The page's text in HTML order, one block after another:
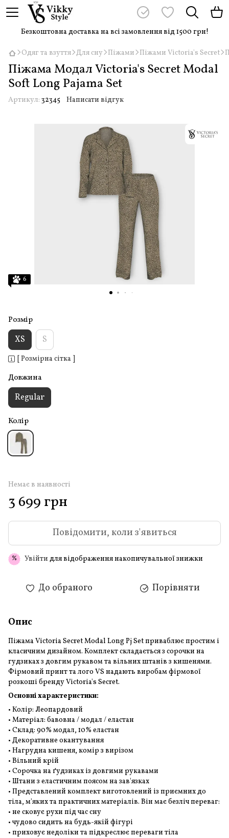
Безкоштовна доставка на всі замовлення від 1500 грн!
Одяг та взуття Для сну Піжами Піжами Victoria's Secret
Піжама Модал Victoria's Secret Modal
Soft Long Pajama Set
Артикул: 32345 Написати відгук
6
Розмір
XS S
[ Розмірна сітка ]
Довжина
Regular
Колір
Немає в наявності
3 699 грн
Повідомити, коли з'явиться
% Увійти для відображення накопичувальної знижки
До обраного Порівняти
Опис
Піжама Victoria Secret Modal Long Pj Set приваблює простим і
класичним дизайном. Комплект складається з сорочки на
гудзиках з довгим рукавом та вільних штанів з кишенями.
Фірмовий принт та лого VS надають виробам фірмової
розкоші бренду Victoria's Secret.
Основні характеристики:
• Колір: Леопардовий
• Матеріал: бавовна / модал / еластан
• Склад: 90% модал, 10% еластан
• Декоративне окантування
• Нагрудна кишеня, комір з вирізом
• Вільний крій
• Сорочка на ґудзиках із довгими рукавами
• Штани з еластичним поясом на зав'язках
• Представлений комплект виготовлений із приємних до
тіла, м'яких та практичних матеріалів. Він має безліч переваг:
• не сковує рухи під час сну
• чудово сидить на будь-якій фігурі
• приховує недоліки та підкреслює переваги тіла